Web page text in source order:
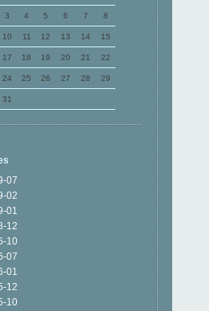
3 4 5 6 7 8
10 11 12 13 14 15
17 18 19 20 21 22
24 25 26 27 28 29
31
07
02
01
12
10
07
01
12
10